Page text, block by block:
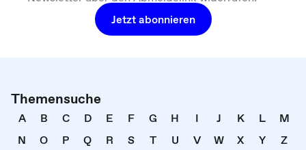
Jetzt abonnieren
Themensuche
A B C D E F G H I J K L
M
N
O P Q R S T U V W X Y
Z